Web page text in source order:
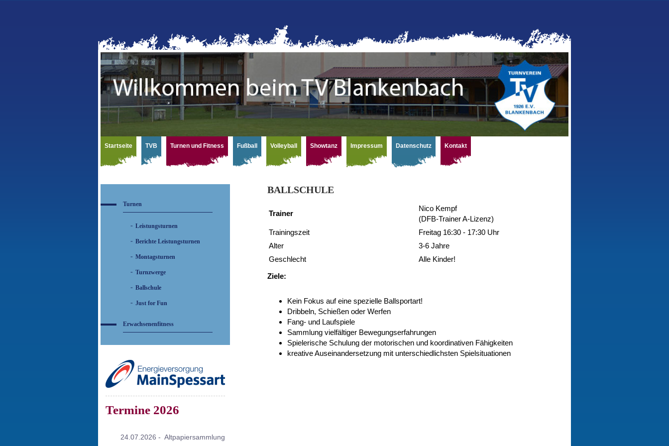
Startseite TVB Turnen und Fitness Fußball Volleyball Showtanz Impressum Datenschutz Kontakt
Turnen
Leistungsturnen
Berichte Leistungsturnen
Montagsturnen
Turnzwerge
Ballschule
Just for Fun
Erwachsenenfitness
Termine 2026
24.07.2026 - Altpapiersammlung
BALLSCHULE
Trainer
Nico Kempf
(DFB-Trainer A-Lizenz)
Trainingszeit
Freitag 16:30 - 17:30 Uhr
Alter
3-6 Jahre
Geschlecht
Alle Kinder!
Ziele:
Kein Fokus auf eine spezielle Ballsportart!
Dribbeln, Schießen oder Werfen
Fang- und Laufspiele
Sammlung vielfältiger Bewegungserfahrungen
Spielerische Schulung der motorischen und koordinativen Fähigkeiten
kreative Auseinandersetzung mit unterschiedlichsten Spielsituationen